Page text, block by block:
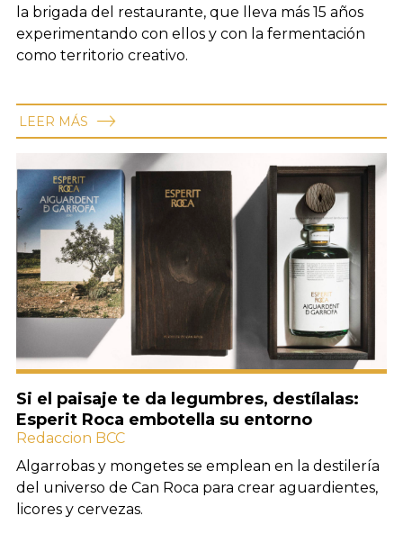
la brigada del restaurante, que lleva más 15 años
experimentando con ellos y con la fermentación
como territorio creativo.
LEER MÁS
Si el paisaje te da legumbres, destílalas:
Esperit Roca embotella su entorno
Redaccion BCC
Algarrobas y mongetes se emplean en la destilería
del universo de Can Roca para crear aguardientes,
licores y cervezas.